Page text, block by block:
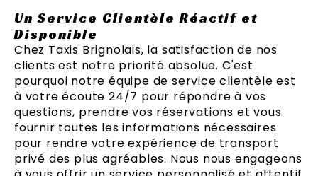
Un Service Clientèle Réactif et
Disponible
Chez Taxis Brignolais, la satisfaction de nos
clients est notre priorité absolue. C'est
pourquoi notre équipe de service clientèle est
à votre écoute 24/7 pour répondre à vos
questions, prendre vos réservations et vous
fournir toutes les informations nécessaires
pour rendre votre expérience de transport
privé des plus agréables. Nous nous engageons